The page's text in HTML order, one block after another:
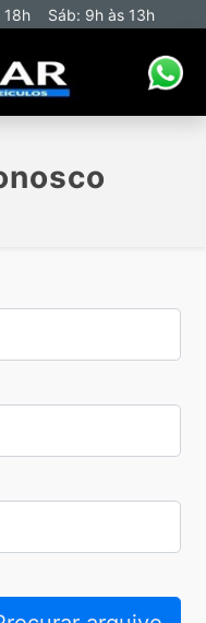
18h Sáb: 9h às 13h